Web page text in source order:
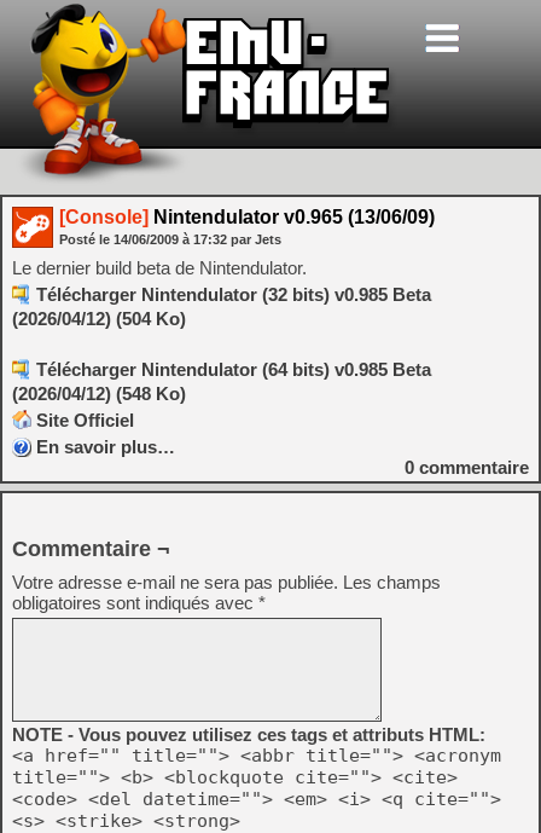
[Console] Nintendulator v0.965 (13/06/09)
Posté le 14/06/2009 à 17:32 par Jets
Le dernier build beta de Nintendulator.
Télécharger Nintendulator (32 bits) v0.985 Beta
(2026/04/12) (504 Ko)
Télécharger Nintendulator (64 bits) v0.985 Beta
(2026/04/12) (548 Ko)
Site Officiel
En savoir plus…
0 commentaire
Commentaire ¬
Votre adresse e-mail ne sera pas publiée. Les champs
obligatoires sont indiqués avec *
NOTE - Vous pouvez utilisez ces tags et attributs HTML:
<a href="" title=""> <abbr title=""> <acronym
title=""> <b> <blockquote cite=""> <cite>
<code> <del datetime=""> <em> <i> <q cite="">
<s> <strike> <strong>